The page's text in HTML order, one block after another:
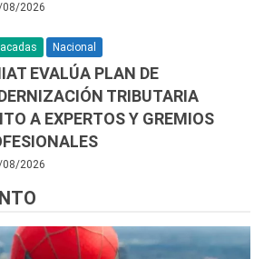
2026
Nacional
EVALÚA PLAN DE
TRIBUTARIA
A EXPERTOS Y GREMIOS
2026